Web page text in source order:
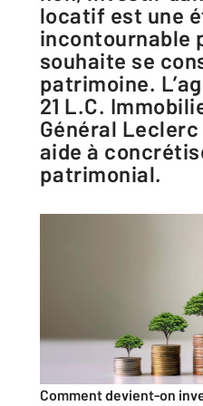
locatif est une
incontournable
souhaite se
patrimoine.
21 L.C.
Général Leclerc
aide à
patrimonial.
Comment devient-on